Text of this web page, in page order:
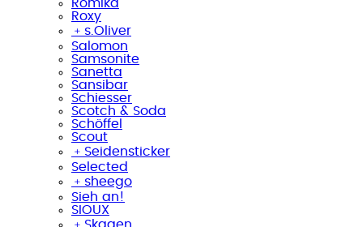
Romika
Roxy
﹢ s.Oliver
Salomon
Samsonite
Sanetta
Sansibar
Schiesser
Scotch & Soda
Schöffel
Scout
﹢ Seidensticker
Selected
﹢ sheego
Sieh an!
SIOUX